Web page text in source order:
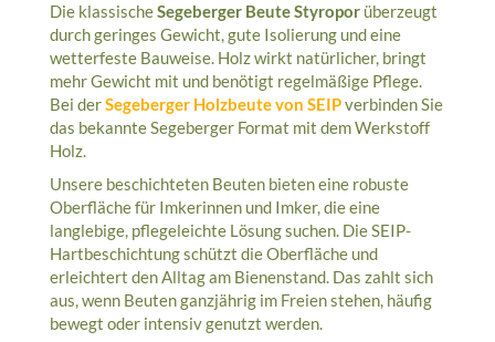
Die klassischeSegeberger Beute Styropor überzeugt
durch geringes Gewicht, gute Isolierung und eine
wetterfeste Bauweise. Holz wirkt natürlicher, bringt
mehr Gewicht mit und benötigt regelmäßige Pflege.
Bei derSegeberger Holzbeute von SEIPverbinden Sie
das bekannte Segeberger Format mit dem Werkstoff
Holz.
Unsere beschichteten Beuten bieten eine robuste
Oberfläche für Imkerinnen und Imker, die eine
langlebige, pflegeleichte Lösung suchen. Die SEIP-
Hartbeschichtung schützt die Oberfläche und
erleichtert den Alltag am Bienenstand. Das zahlt sich
aus, wenn Beuten ganzjährig im Freien stehen, häufig
bewegt oder intensiv genutzt werden.